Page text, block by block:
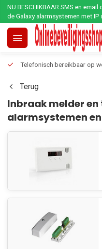
NU BESCHIKBAAR SMS en
de Galaxy alarmsystemen met
Telefonisch bereikbaar op
Terug
Inbraak melder
alarmsystemen